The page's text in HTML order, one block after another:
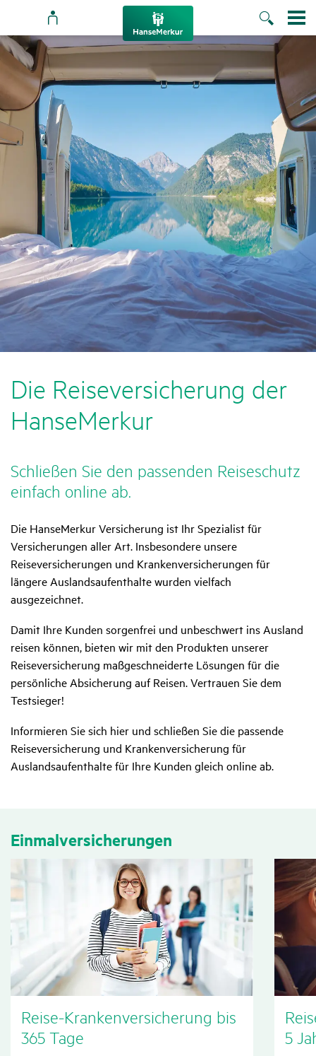
Die Reise­ver­si­che­rung der
HanseMerkur
Schließen Sie den passenden Reise­schutz
einfach online ab.
Die HanseMerkur Versicherung ist Ihr Spezialist für
Versicherungen aller Art. Insbesondere unsere
Reiseversicherungen und Krankenversicherungen für
längere Auslandsaufenthalte wurden vielfach
ausgezeichnet.
Damit Ihre Kunden sorgenfrei und unbeschwert ins Ausland
reisen können, bieten wir mit den Produkten unserer
Reiseversicherung maßgeschneiderte Lösungen für die
persönliche Absicherung auf Reisen. Vertrauen Sie dem
Testsieger!
Informieren Sie sich hier und schließen Sie die passende
Reiseversicherung und Krankenversicherung für
Auslandsaufenthalte für Ihre Kunden gleich online ab.
Einmal­ver­si­che­rungen
Reise-Kran­ken­ver­si­che­rung bis
365 Tage
5